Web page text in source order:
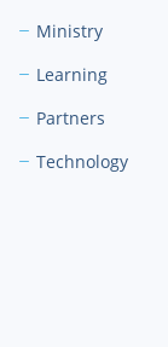
Ministry
Learning
Partners
Technology